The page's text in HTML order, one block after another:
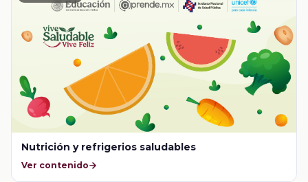
Nutrición y refrigerios saludables
Ver contenido